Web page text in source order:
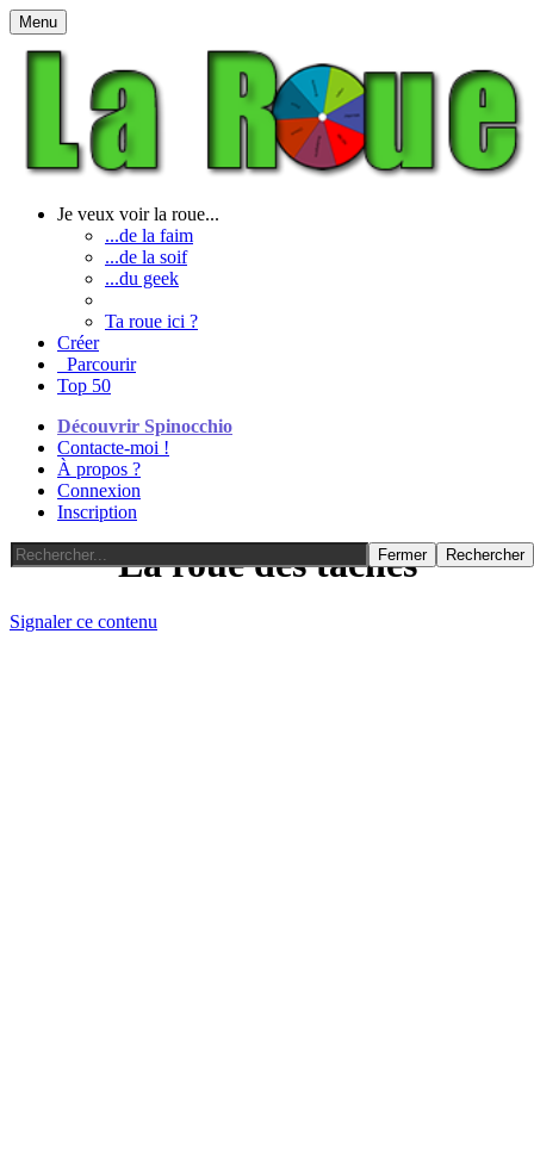
Menu
Je veux voir la roue...
...de la faim
...de la soif
...du geek
Ta roue ici ?
Créer
Parcourir
Top 50
Découvrir Spinocchio
Contacte-moi !
À propos ?
Connexion
Inscription
Fermer Rechercher
La roue des taches
Signaler ce contenu